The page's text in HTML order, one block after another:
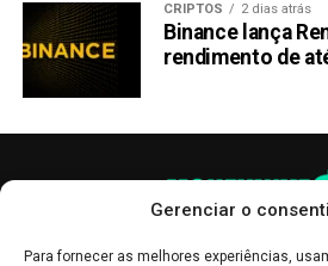
Gerenciar o
Para fornecer as melhores experiências,
CRIPTOS 2 dias atrás
Binance lança
rendimento de